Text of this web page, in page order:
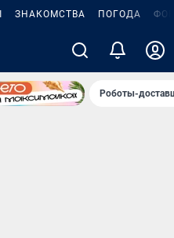
ЗНАКОМСТВА ПОГОДА
Роботы-